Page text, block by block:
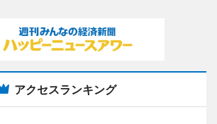
アクセスランキング